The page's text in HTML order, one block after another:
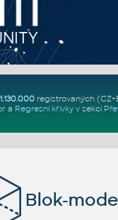
1.130.000registrovaných
a Regresní křivkyv sekci
Blok-